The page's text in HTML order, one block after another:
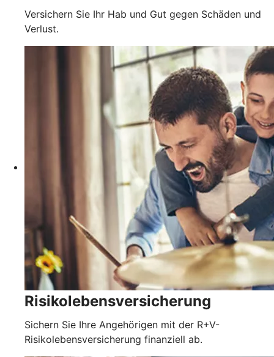
Versichern Sie Ihr Hab und Gut gegen Schäden und
Verlust.
Risikolebensversicherung
Sichern Sie Ihre Angehörigen mit der R+V-
Risikolebensversicherung finanziell ab.